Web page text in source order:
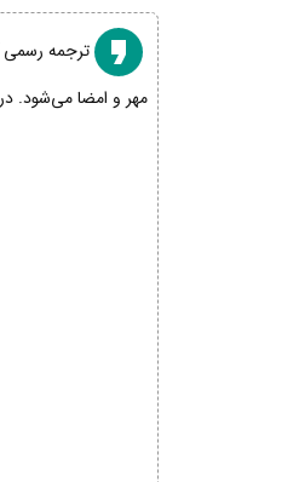
ترجمه رسمی
مهر و امضا می‌شود. در